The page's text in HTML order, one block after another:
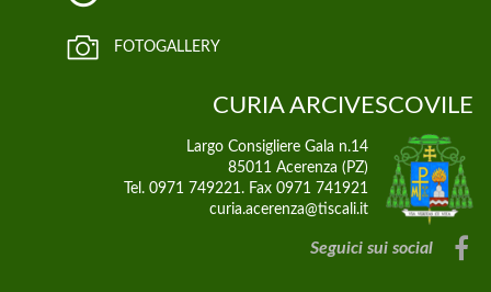
FOTOGALLERY
CURIA ARCIVESCOVILE
Largo Consigliere Gala n.14
85011 Acerenza (PZ)
Tel. 0971 749221. Fax 0971 741921
curia.acerenza@tiscali.it